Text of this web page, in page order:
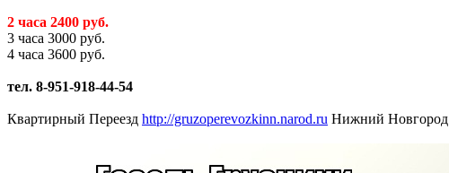
2 часа 2400 руб.
3 часа 3000 руб.
4 часа 3600 руб.
тел. 8-951-918-44-54
Квартирный Переезд http://gruzoperevozkinn.narod.ru Нижний Новгород